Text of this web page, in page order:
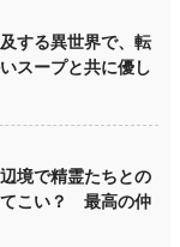
する異世界で、転
スープと共に優し
境で精霊たちとの
てこい？ 最高の仲